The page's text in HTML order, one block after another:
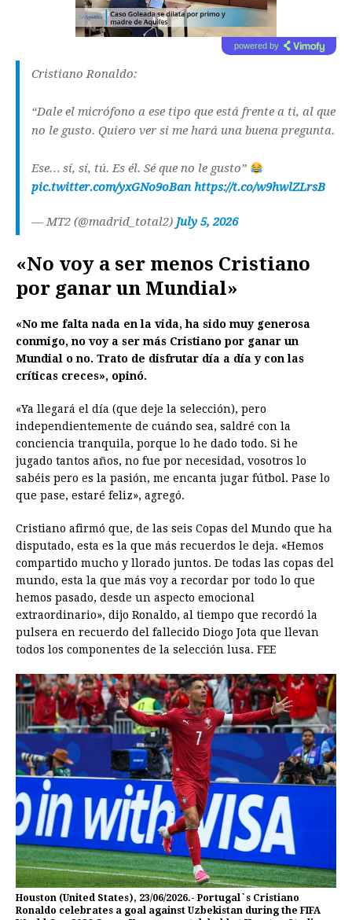
powered by
Cristiano Ronaldo:
“Dale el micrófono a ese tipo que está frente a ti, al que
no le gusto. Quiero ver si me hará una buena pregunta.
Ese… sí, sí, tú. Es él. Sé que no le gusto”
pic.twitter.com/yxGNo9oBan https://t.co/w9hwlZLrsB
— MT2 (@madrid_total2) July 5, 2026
«No voy a ser menos Cristiano
por ganar un Mundial»
«No me falta nada en la vida, ha sido muy generosa
conmigo, no voy a ser más Cristiano por ganar un
Mundial o no. Trato de disfrutar día a día y con las
críticas creces», opinó.
«Ya llegará el día (que deje la selección), pero
independientemente de cuándo sea, saldré con la
conciencia tranquila, porque lo he dado todo. Si he
jugado tantos años, no fue por necesidad, vosotros lo
sabéis pero es la pasión, me encanta jugar fútbol. Pase lo
que pase, estaré feliz», agregó.
Cristiano afirmó que, de las seis Copas del Mundo que ha
disputado, esta es la que más recuerdos le deja. «Hemos
compartido mucho y llorado juntos. De todas las copas del
mundo, esta la que más voy a recordar por todo lo que
hemos pasado, desde un aspecto emocional
extraordinario», dijo Ronaldo, al tiempo que recordó la
pulsera en recuerdo del fallecido Diogo Jota que llevan
todos los componentes de la selección lusa. FEE
Houston (United States), 23/06/2026.- Portugal`s Cristiano
Ronaldo celebrates a goal against Uzbekistan during the FIFA